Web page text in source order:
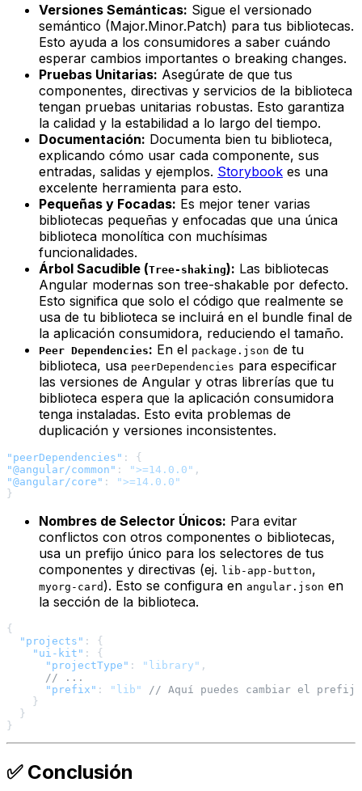
Versiones Semánticas: Sigue el versionado
semántico (Major.Minor.Patch) para tus bibliotecas.
Esto ayuda a los consumidores a saber cuándo
esperar cambios importantes o breaking changes.
Pruebas Unitarias: Asegúrate de que tus
componentes, directivas y servicios de la biblioteca
tengan pruebas unitarias robustas. Esto garantiza
la calidad y la estabilidad a lo largo del tiempo.
Documentación: Documenta bien tu biblioteca,
explicando cómo usar cada componente, sus
entradas, salidas y ejemplos. Storybook es una
excelente herramienta para esto.
Pequeñas y Focadas: Es mejor tener varias
bibliotecas pequeñas y enfocadas que una única
biblioteca monolítica con muchísimas
funcionalidades.
Árbol Sacudible (Tree-shaking): Las bibliotecas
Angular modernas son tree-shakable por defecto.
Esto significa que solo el código que realmente se
usa de tu biblioteca se incluirá en el bundle final de
la aplicación consumidora, reduciendo el tamaño.
Peer Dependencies: En el package.json de tu
biblioteca, usa peerDependencies para especificar
las versiones de Angular y otras librerías que tu
biblioteca espera que la aplicación consumidora
tenga instaladas. Esto evita problemas de
duplicación y versiones inconsistentes.
"peerDependencies" :
{
"@angular/common" : ">=14.0.0" ,
"@angular/core" :
">=14.0.0"
}
Nombres de Selector Únicos: Para evitar
conflictos con otros componentes o bibliotecas,
usa un prefijo único para los selectores de tus
componentes y directivas (ej. lib-app-button,
myorg-card ). Esto se configura en angular.json en
la sección de la biblioteca.
{
"projects" :
{
"ui-kit" :
{
"projectType" : "library" ,
// ...
"prefix" : "lib"
// Aquí puedes cambiar el
}
}
}
✅ Conclusión